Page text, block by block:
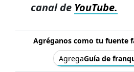
canal de YouTube.
Agréganos como tu fuente
AgregaGuía de